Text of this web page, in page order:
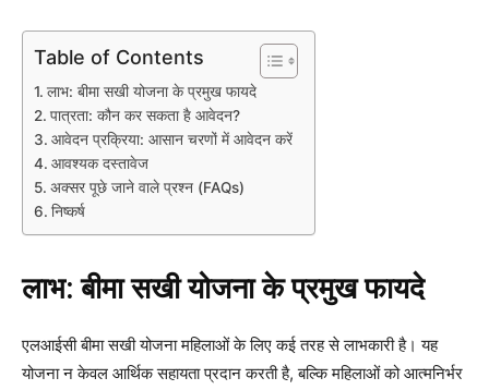
Table of Contents
लाभ: बीमा सखी योजना के प्रमुख फायदे
पात्रता: कौन कर सकता है आवेदन?
आवेदन प्रक्रिया: आसान चरणों में आवेदन करें
आवश्यक दस्तावेज
अक्सर पूछे जाने वाले प्रश्न (FAQs)
निष्कर्ष
लाभ: बीमा सखी योजना के प्रमुख फायदे
एलआईसी बीमा सखी योजना महिलाओं के लिए कई तरह से लाभकारी है। यह
योजना न केवल आर्थिक सहायता प्रदान करती है, बल्कि महिलाओं को आत्मनिर्भर